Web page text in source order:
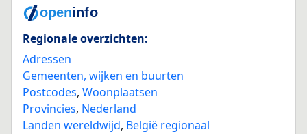
Regionale overzichten:
Adressen
Gemeenten, wijken en buurten
Postcodes, Woonplaatsen
Provincies, Nederland
Landen wereldwijd, België regionaal